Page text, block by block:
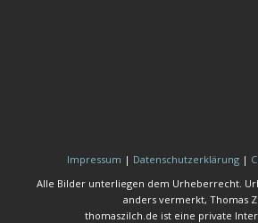
Impressum | Datenschutzerklärung |
Alle Bilder unterliegen dem Urheberrecht.
anders vermerkt, Thomas
thomaszilch.de ist eine private